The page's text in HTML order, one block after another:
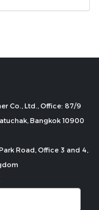
Co., Ltd., Office: 87/9
Bangkok 10900
Road, Office 3 and 4,